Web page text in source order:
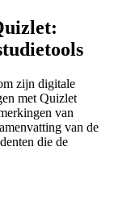
zijn digitale
met Quizlet
van
van de
die de